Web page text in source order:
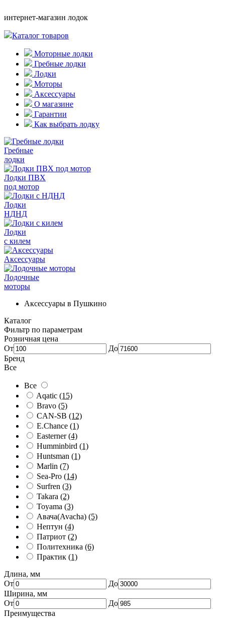
интернет-магазин лодок
Каталог товаров
Моторные лодки
Гребные лодки
Лодки
Моторы
Аксессуары
О магазине
Гарантии
Как выбрать лодку
Гребные
лодки
Лодки ПВХ
под мотор
Лодки
НДНД
Лодки
с килем
Аксессуары
Лодочные
моторы
Аксессуары в Пушкино
Каталог
Фильтр по параметрам
Розничная цена
От
До
Бренд
Все
Все
Aqatic (15)
Bravo (5)
CAN-SB (12)
E.Chance (1)
Easterner(4)
Humminbird (1)
Huntsman (1)
Marlin (7)
Sea-Pro (14)
Surfren (3)
Takara (2)
Toyama (3)
Авача(Avacha) (5)
Нептун (4)
Патриот (2)
Политехника (6)
Практик (1)
Длина, мм
От
До
Ширина, мм
От
До
Преимущества